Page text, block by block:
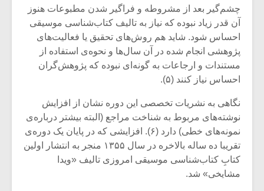
چشم‌گیر بعد از مشروطه و فراگیر شدن مطبوعات هنوز
آن قدر زیاد نبوده که نیاز به تالیف کتاب‌شناسی موسیقی
احساس شود. شاید هم روش‌های تحقیق یا فعالیت‌های
پژوهشی انجام شده در آن سال‌ها و نحوه‌ی استفاده از
مستندات و ارجاعات به گونه‌ای نبوده که پژوهش‌گران
احساس نیاز کنند (۵).
نگاهی به نشریات تخصصی این دوره نشان از افزایش
نوشته‌های مربوط به شناخت مراجع (البته بیشتر درباره‌ی
نمونه‌های خطی) دارد (۶). افزایشی که در پایان یک دوره‌ی
تقریبا ده ساله بالاخره در سال ۱۳۵۵ منجر به انتشار اولین
کتابِ کتاب‌شناسی موسیقی امروزی تالیف «ویدا
مشایخی» شد.